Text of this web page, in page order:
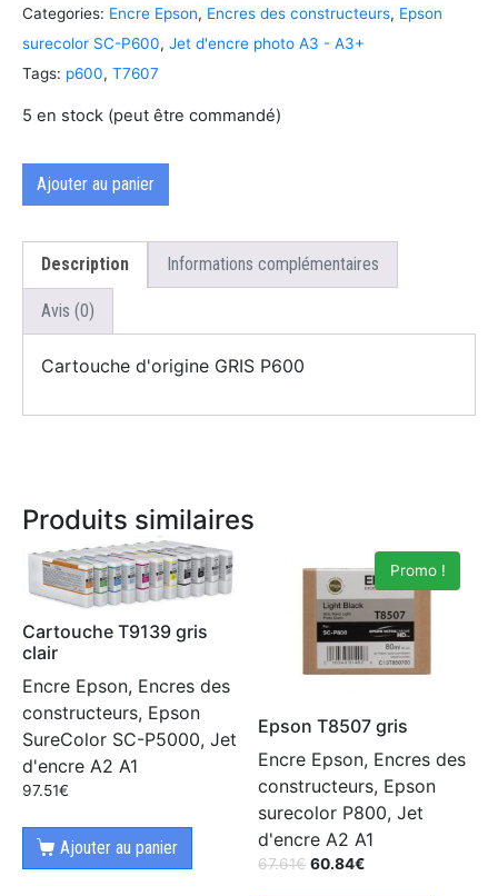
Categories: Encre Epson, Encres des constructeurs, Epson
surecolor SC-P600, Jet d'encre photo A3 - A3+
Tags: p600, T7607
5 en stock (peut être commandé)
Ajouter au panier
Description Informations complémentaires
Avis (0)
Cartouche d'origine GRIS P600
Produits similaires
Cartouche T9139 gris
clair
Encre Epson, Encres des
constructeurs, Epson
SureColor SC-P5000, Jet
d'encre A2 A1
97.51€
Ajouter au panier
Promo !
Epson T8507 gris
Encre Epson, Encres des
constructeurs, Epson
surecolor P800, Jet
d'encre A2 A1
67.61€ 60.84€